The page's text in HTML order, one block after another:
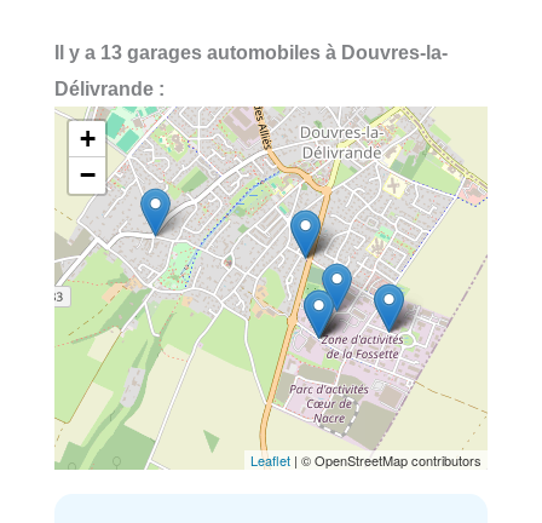
Il y a 13 garages automobiles à Douvres-la-
Délivrande :
+
−
Leaflet | © OpenStreetMap contributors